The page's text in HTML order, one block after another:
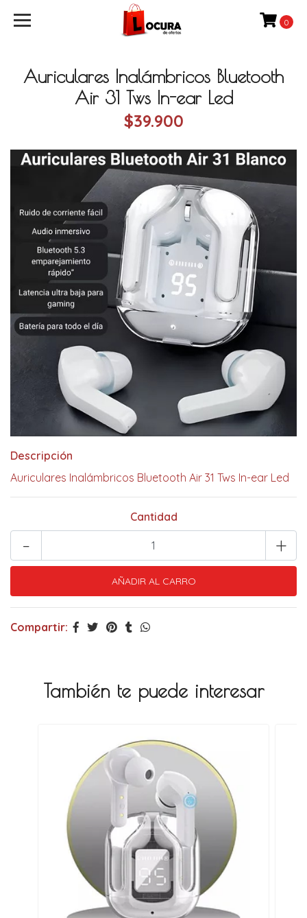
0
Auriculares Inalámbricos Bluetooth
Air 31 Tws In-ear Led
$39.900
Descripción
Auriculares Inalámbricos Bluetooth Air 31 Tws In-ear Led
Cantidad
+
-
Compartir:
También te puede interesar